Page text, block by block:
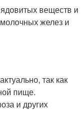
ядовитых веществ и
желез и
так как
пище.
и других